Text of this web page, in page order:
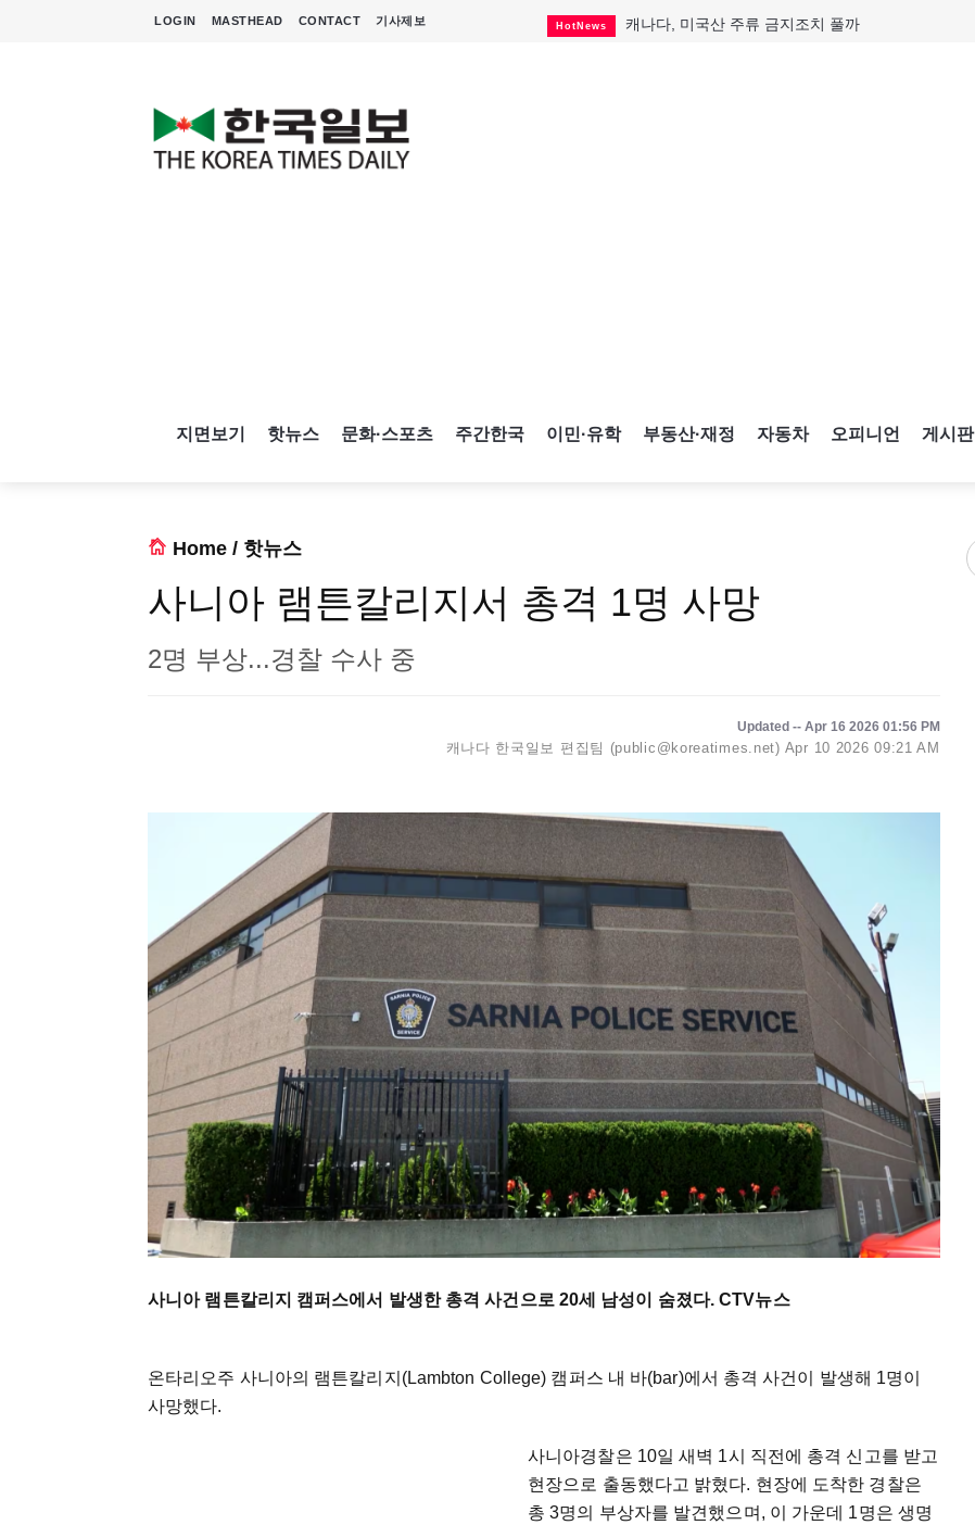
LOGIN MASTHEAD CONTACT 기사제보 HotNews 캐나다, 미국산 주류 금지조치 풀까
지면보기 핫뉴스 문화·스포츠 주간한국 이민·유학 부동산·재정 자동차 오피니언 게시판
Home / 핫뉴스
사니아 램튼칼리지서 총격 1명 사망
2명 부상...경찰 수사 중
Updated -- Apr 16 2026 01:56 PM
캐나다 한국일보 편집팀 (public@koreatimes.net) Apr 10 2026 09:21 AM
사니아 램튼칼리지 캠퍼스에서 발생한 총격 사건으로 20세 남성이 숨졌다. CTV뉴스
온타리오주 사니아의 램튼칼리지(Lambton College) 캠퍼스 내 바(bar)에서 총격 사건이 발생해 1명이
사망했다.
사니아경찰은 10일 새벽 1시 직전에 총격 신고를 받고
현장으로 출동했다고 밝혔다. 현장에 도착한 경찰은
총 3명의 부상자를 발견했으며, 이 가운데 1명은 생명